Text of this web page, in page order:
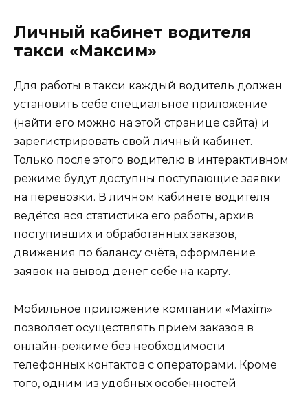
Личный кабинет водителя
такси «Максим»
Для работы в такси каждый водитель должен
установить себе специальное приложение
(найти его можно на этой странице сайта) и
зарегистрировать свой личный кабинет.
Только после этого водителю в интерактивном
режиме будут доступны поступающие заявки
на перевозки. В личном кабинете водителя
ведётся вся статистика его работы, архив
поступивших и обработанных заказов,
движения по балансу счёта, оформление
заявок на вывод денег себе на карту.
Мобильное приложение компании «Maxim»
позволяет осуществлять прием заказов в
онлайн-режиме без необходимости
телефонных контактов с операторами. Кроме
того, одним из удобных особенностей